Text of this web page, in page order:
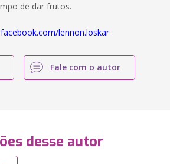
de dar frutos.
lennon.loskar
Fale com o autor
desse autor